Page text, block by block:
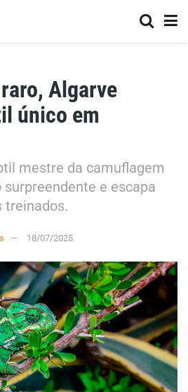
Algarve
único em
mestre da camuflagem
e escapa
treinados.
18/07/2025